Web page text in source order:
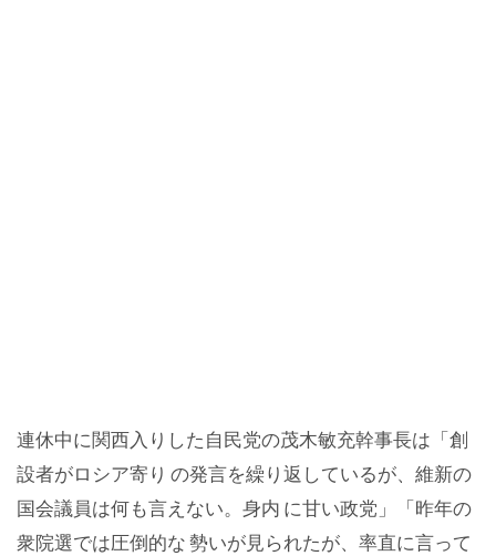
連休中に関西入りした自民党の茂木敏充幹事長は「創
設者がロシア寄り の発言を繰り返しているが、維新の
国会議員は何も言えない。身内 に甘い政党」「昨年の
衆院選では圧倒的な 勢いが見られたが、率直に言って